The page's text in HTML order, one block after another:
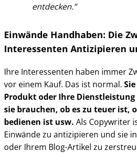
entdecken.
Einwände Handhaben: Die
Interessenten Antizipieren
Ihre Interessenten haben immer
vor einem Kauf. Das ist normal.
Produkt oder Ihre
sie brauchen, ob es zu teuer ist,
bedienen ist usw. Als Copywriter
Einwände zu antizipieren und sie
oder Ihrem Blog-Artikel zu